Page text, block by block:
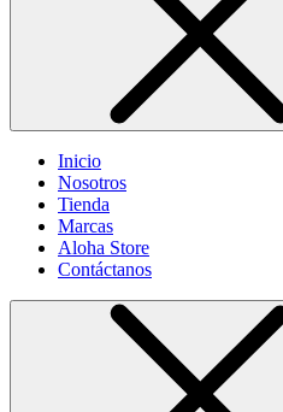
Inicio
Nosotros
Tienda
Marcas
Aloha Store
Contáctanos